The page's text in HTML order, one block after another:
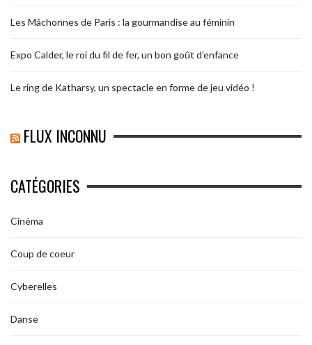
Les Mâchonnes de Paris : la gourmandise au féminin
Expo Calder, le roi du fil de fer, un bon goût d’enfance
Le ring de Katharsy, un spectacle en forme de jeu vidéo !
FLUX INCONNU
CATÉGORIES
Cinéma
Coup de coeur
Cyberelles
Danse